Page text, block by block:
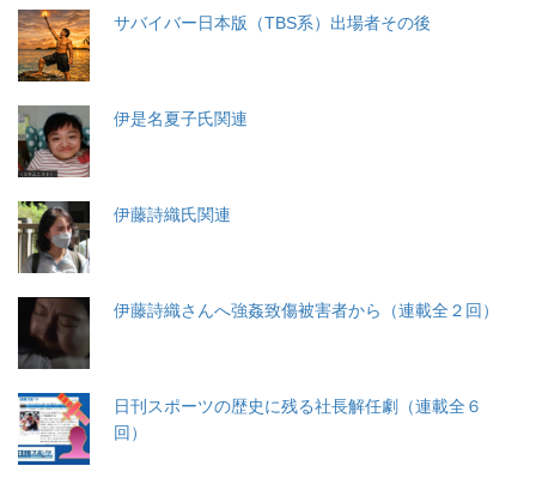
サバイバー日本版（TBS系）出場者その後
伊是名夏子氏関連
伊藤詩織氏関連
伊藤詩織さんへ強姦致傷被害者から（連載全２回）
日刊スポーツの歴史に残る社長解任劇（連載全６
回）